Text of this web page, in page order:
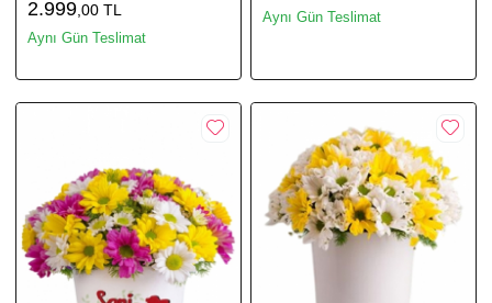
2.999 ,00 TL
Aynı Gün Teslimat
Aynı Gün Teslimat